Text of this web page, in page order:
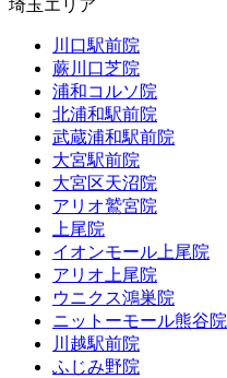
埼玉エリア
川口駅前院
蕨川口芝院
浦和コルソ院
北浦和駅前院
武蔵浦和駅前院
大宮駅前院
大宮区天沼院
アリオ鷲宮院
上尾院
イオンモール上尾院
アリオ上尾院
ウニクス鴻巣院
ニットーモール熊谷院
川越駅前院
ふじみ野院